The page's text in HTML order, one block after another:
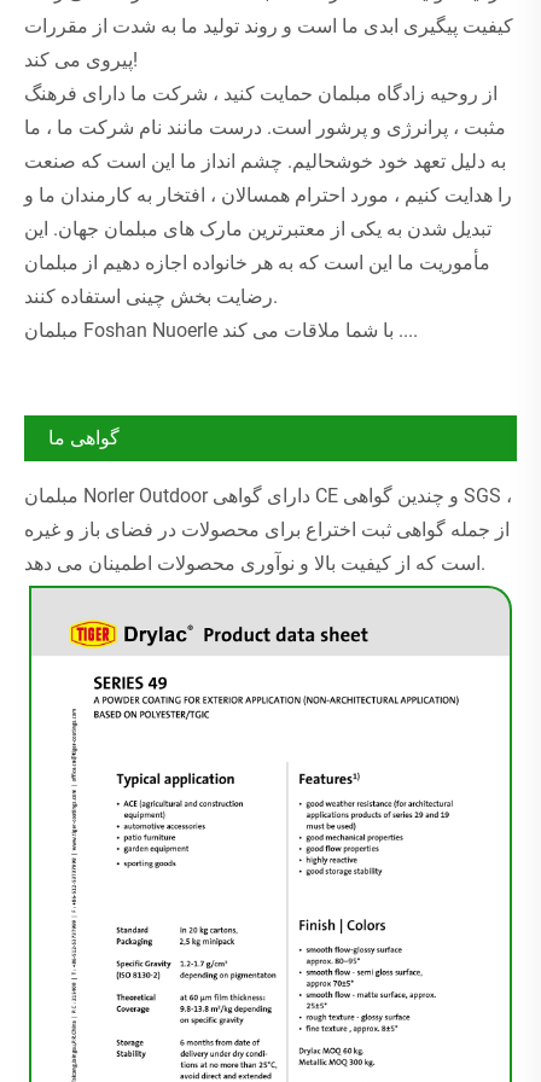
کیفیت پیگیری ابدی ما است و روند تولید ما به شدت از مقررات
پیروی می کند!
از روحیه زادگاه مبلمان حمایت کنید ، شرکت ما دارای فرهنگ
مثبت ، پرانرژی و پرشور است. درست مانند نام شرکت ما ، ما
به دلیل تعهد خود خوشحالیم. چشم انداز ما این است که صنعت
را هدایت کنیم ، مورد احترام همسالان ، افتخار به کارمندان ما و
تبدیل شدن به یکی از معتبرترین مارک های مبلمان جهان. این
مأموریت ما این است که به هر خانواده اجازه دهیم از مبلمان
رضایت بخش چینی استفاده کنند.
مبلمان Foshan Nuoerle با شما ملاقات می کند ....
گواهی ما
مبلمان Norler Outdoor دارای گواهی CE و چندین گواهی SGS ،
از جمله گواهی ثبت اختراع برای محصولات در فضای باز و غیره
است که از کیفیت بالا و نوآوری محصولات اطمینان می دهد.